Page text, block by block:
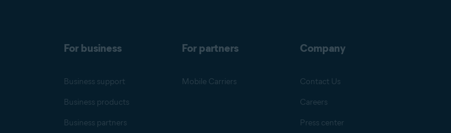
For business
Business support
Business products
Business partners
For partners
Mobile Carriers
Company
Contact Us
Careers
Press center